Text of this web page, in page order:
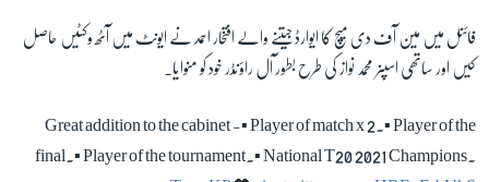
فائنل میں مین آف دی میچ کا ایوارڈ جیتنے والے افتخار احمد نے ایونٹ میں آٹھ وکٹیں حاصل
کیں اور ساتھی اسپنر محمد نواز کی طرح بطور آل راؤنڈر خود کو منوایا۔
Great addition to the cabinet -▪️ Player of match x 2.▪️ Player of the
final.▪️ Player of the tournament.▪️ National T20 2021 Champions.